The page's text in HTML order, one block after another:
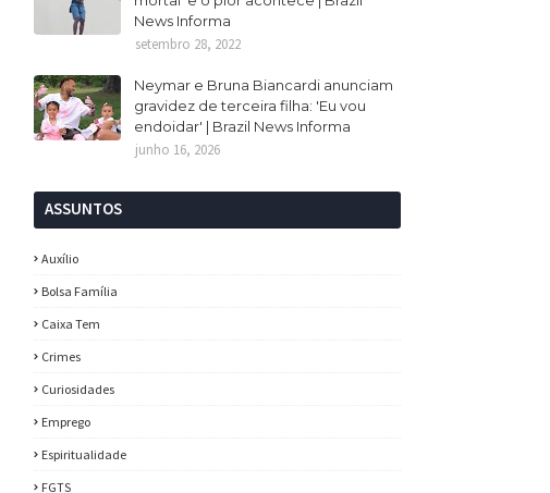
News Informa
setembro 28, 2022
Neymar e Bruna Biancardi anunciam
gravidez de terceira filha: 'Eu vou
endoidar' | Brazil News Informa
junho 16, 2026
ASSUNTOS
Auxílio
Bolsa Família
Caixa Tem
Crimes
Curiosidades
Emprego
Espiritualidade
FGTS